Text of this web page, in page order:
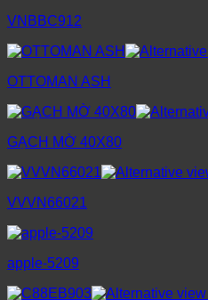
VNBBC912
OTTOMAN ASH
GẠCH MỜ 40X80
VVVN66021
apple-5209